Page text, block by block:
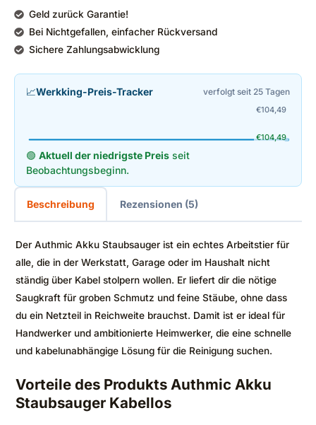
Geld zurück Garantie!
Bei Nichtgefallen, einfacher Rückversand
Sichere Zahlungsabwicklung
📈Werkking-Preis-Tracker verfolgt seit 25 Tagen
€104,49
€104,49
🟢 Aktuell der niedrigste Preis seit
Beobachtungsbeginn.
Beschreibung Rezensionen (5)
Der Authmic Akku Staubsauger ist ein echtes Arbeitstier für
alle, die in der Werkstatt, Garage oder im Haushalt nicht
ständig über Kabel stolpern wollen. Er liefert dir die nötige
Saugkraft für groben Schmutz und feine Stäube, ohne dass
du ein Netzteil in Reichweite brauchst. Damit ist er ideal für
Handwerker und ambitionierte Heimwerker, die eine schnelle
und kabelunabhängige Lösung für die Reinigung suchen.
Vorteile des Produkts Authmic Akku
Staubsauger Kabellos